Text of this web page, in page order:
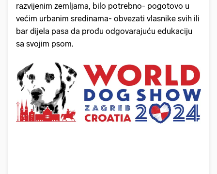
razvijenim zemljama, bilo potrebno- pogotovo u
većim urbanim sredinama- obvezati vlasnike svih ili
bar dijela pasa da prođu odgovarajuću edukaciju
sa svojim psom.